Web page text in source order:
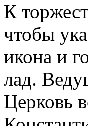
К
чтобы
икона и
лад.
Церковь